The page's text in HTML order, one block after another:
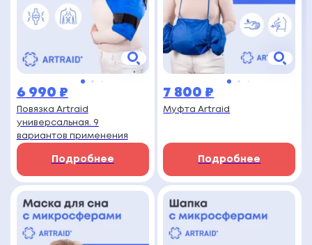
6 990 ₽
Повязка Artraid
универсальная. 9
вариантов применения
Подробнее
7 800 ₽
Муфта Artraid
Подробнее